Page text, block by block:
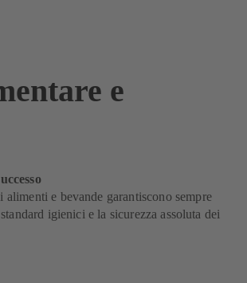
e
e bevande garantiscono sempre
igienici e la sicurezza assoluta dei